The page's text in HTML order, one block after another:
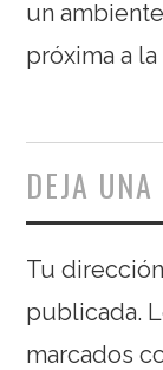
un
próxima a
DEJA UNA
Tu
publicada.
marcados